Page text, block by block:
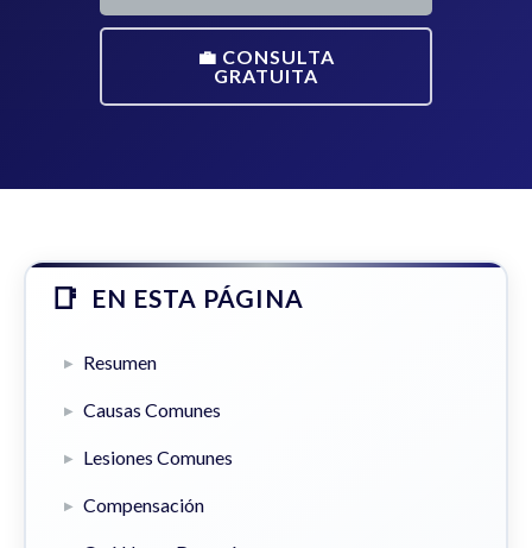
💼 CONSULTA
GRATUITA
EN ESTA PÁGINA
Resumen
Causas Comunes
Lesiones Comunes
Compensación